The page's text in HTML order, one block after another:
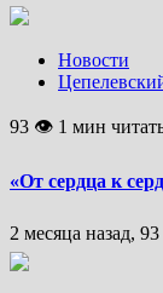
Новости
93 👁 1 мин
«От сердца к
2 месяца назад,